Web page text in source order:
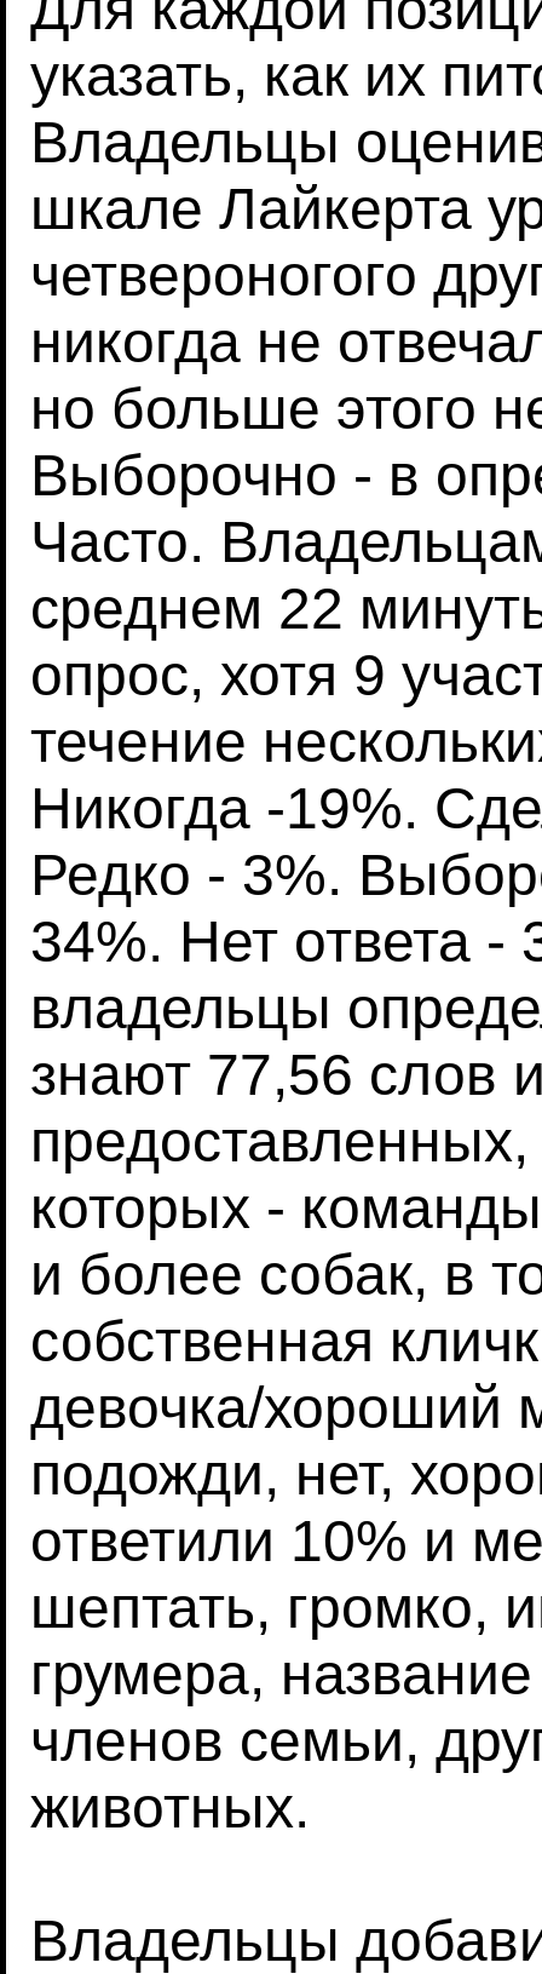
указать, как их
Владельцы
шкале Лайкерта
четвероногого
никогда не
но больше этого
Выборочно - в
Часто.
среднем 22
опрос, хотя 9
течение
Никогда -19%.
Редко - 3%.
34%. Нет ответа
владельцы
знают 77,56 слов
которых -
и более собак, в
собственная
девочка/хороший
подожди, нет,
ответили 10% и
шептать, громко,
грумера,
членов семьи,
животных.
Владельцы